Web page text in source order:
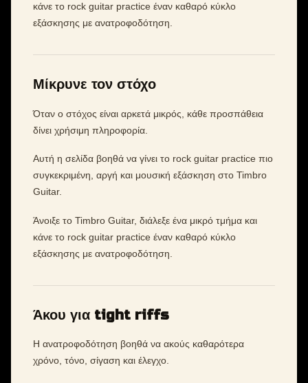
κάνε το rock guitar practice έναν καθαρό κύκλο
εξάσκησης με ανατροφοδότηση.
Μίκρυνε τον στόχο
Όταν ο στόχος είναι αρκετά μικρός, κάθε προσπάθεια
δίνει χρήσιμη πληροφορία.
Αυτή η σελίδα βοηθά να γίνει το rock guitar practice πιο
συγκεκριμένη, αργή και μουσική εξάσκηση στο Timbro
Guitar.
Άνοιξε το Timbro Guitar, διάλεξε ένα μικρό τμήμα και
κάνε το rock guitar practice έναν καθαρό κύκλο
εξάσκησης με ανατροφοδότηση.
Άκου για tight riffs
Η ανατροφοδότηση βοηθά να ακούς καθαρότερα
χρόνο, τόνο, σίγαση και έλεγχο.